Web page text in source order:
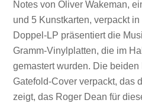
Notes von Oliver Wakeman,
und 5 Kunstkarten, verpackt
Doppel-LP präsentiert die
Gramm-Vinylplatten, die im
gemastert wurden. Die
Gatefold-Cover verpackt, das
zeigt, das Roger Dean für